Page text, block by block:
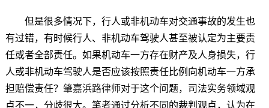
但是很多情况下，行人或非机动车对交通事故的发生也
有过错，有时候行人、非机动车驾驶人甚至被认定为主要责
任或者全部责任。如果机动车一方存在财产及人身损失，行
人或非机动车驾驶人是否应该按照责任比例向机动车一方承
担赔偿责任？ 肇嘉浜路律师对于这个问题，司法实务领域观
点不一，分歧很大。笔者通过分析不同的裁判观点，认为在